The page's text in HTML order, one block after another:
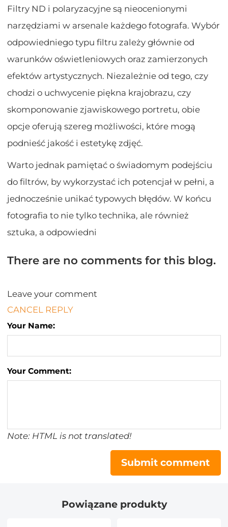
Filtry ND i polaryzacyjne są nieocenionymi
narzędziami w arsenale każdego fotografa. Wybór
odpowiedniego typu filtru zależy głównie od
warunków oświetleniowych oraz zamierzonych
efektów artystycznych. Niezależnie od tego, czy
chodzi o uchwycenie piękna krajobrazu, czy
skomponowanie zjawiskowego portretu, obie
opcje oferują szereg możliwości, które mogą
podnieść jakość i estetykę zdjęć.
Warto jednak pamiętać o świadomym podejściu
do filtrów, by wykorzystać ich potencjał w pełni, a
jednocześnie unikać typowych błędów. W końcu
fotografia to nie tylko technika, ale również
sztuka, a odpowiedni
There are no comments for this blog.
Leave your comment
CANCEL REPLY
Your Name:
Your Comment:
Note: HTML is not translated!
Submit comment
Powiązane produkty